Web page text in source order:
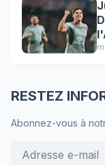
RESTEZ
Abonnez-vous à